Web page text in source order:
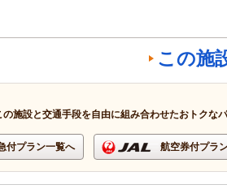
この施
の施設と交通手段を自由に組み合わせたおトクな
付プラン一覧へ 航空券付プラ